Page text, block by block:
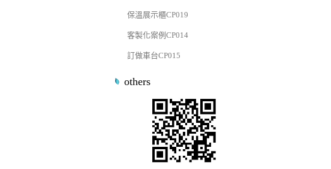
保溫展示櫃CP019
客製化案例CP014
訂做車台CP015
others